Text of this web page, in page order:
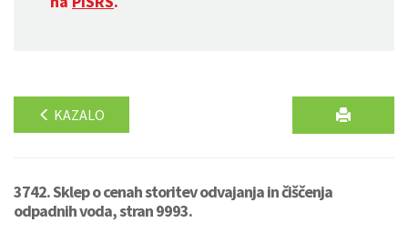
KAZALO
3742. Sklep o cenah storitev odvajanja in čiščenja
odpadnih voda, stran 9993.